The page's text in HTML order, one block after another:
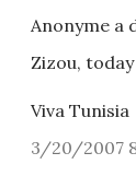
Anonyme a
Zizou,
Viva Tunisia
3/20/2007